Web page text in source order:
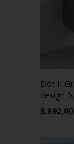
Dot II
design
8.892,00